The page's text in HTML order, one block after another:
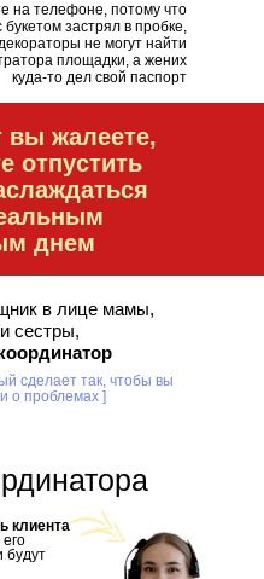
на телефоне, потому что
букетом застрял в пробке,
не могут найти
площадки, а жених
куда-то дел свой паспорт
вы жалеете,
отпустить
днем
в лице мамы,
сестры,
сделает так, чтобы вы
о проблемах ]
клиента
будут